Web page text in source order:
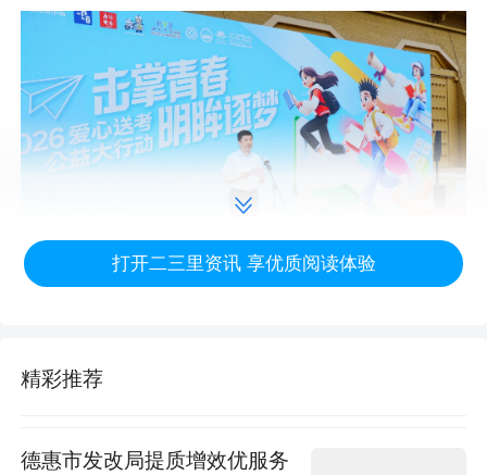
与核心技术“双升级”。作为2012年西北地区首家
打开二三里资讯 享优质阅读体验
精彩推荐
德惠市发改局提质增效优服务